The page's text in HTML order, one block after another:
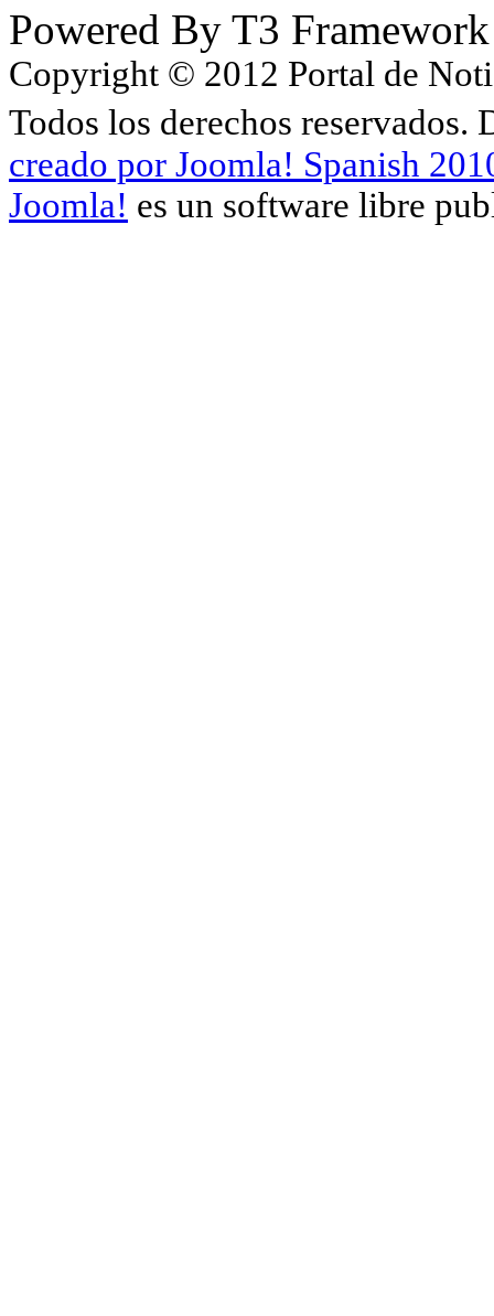
Powered By T3 Framework
Copyright © 2012 Portal de
Todos los derechos reservados.
creado por Joomla! Spanish
Joomla! es un software libre